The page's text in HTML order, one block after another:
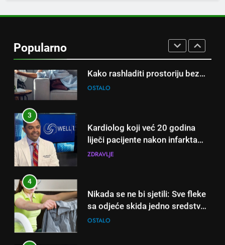
Popularno
Kako rashladiti prostoriju bez
klime i velikih računa za struju!
3
Kardiolog koji već 20 godina
nikada ne praktikujem prije 9
sati – mnogi ih rade svakog
dana!
4
Nikada se ne bi sjetili: Sve fleke
5
Čaj od lovora i cimeta – prirodni